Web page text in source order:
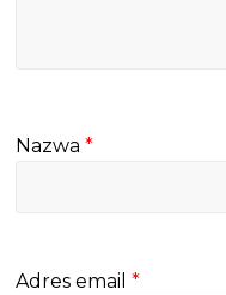
Nazwa*
Adres email*